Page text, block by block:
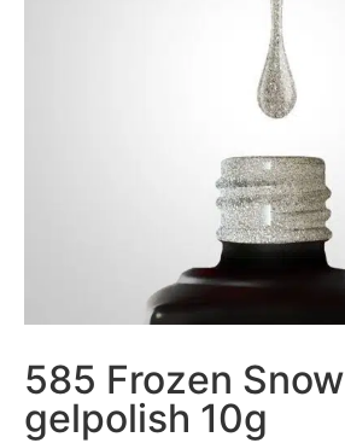
585 Frozen Snow
gelpolish 10g